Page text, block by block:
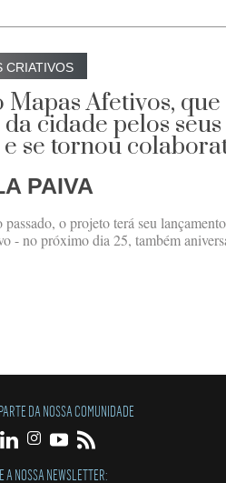
CRIATIVOS
Mapas Afetivos,
cidade pelos
se tornou
PAIVA
o projeto terá seu
- no próximo dia 25, também
DA NOSSA COMUNIDADE
A NOSSA NEWSLETTER: